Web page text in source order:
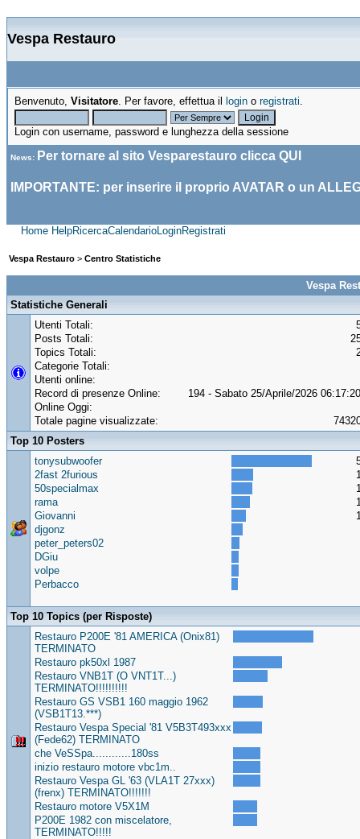
Vespa Restauro
Benvenuto, Visitatore. Per favore, effettua il login o registrati.
Login con username, password e lunghezza della sessione
News: Per tornare al sito Vesparestauro clicca QUI
IMPORTANTE: per inserire il proprio AVATAR o un
Home HelpRicercaCalendarioLoginRegistrati
Vespa Restauro > Centro Statistiche
Vespa
Statistiche Generali
Utenti Totali:
Posts Totali:
Topics Totali:
Categorie Totali:
Utenti online:
Record di presenze Online:
194 - Sabato 25/Aprile/2026
Online Oggi:
Totale pagine visualizzate:
Top 10 Posters
tonysubwoofer
2fast 2furious
50specialmax
rama
Giovanni
djgonz
peter_peters02
DGiu
volpe
Perbacco
Top 10 Topics (per Risposte)
Restauro P200E '81 AMERICA (Onix81)
TERMINATO
Restauro pk50xl 1987
Restauro VNB1T (O VNT1T...)
TERMINATO!!!!!!!!!!
Restauro GS VSB1 160 maggio 1962
(VSB1T13.***)
Restauro Vespa Special '81 V5B3T493xxx
(Fede62) TERMINATO
che VeSSpa............180ss
inizio restauro motore vbc1m..
Restauro Vespa GL '63 (VLA1T 27xxx)
(frenx) TERMINATO!!!!!!!
Restauro motore V5X1M
P200E 1982 con miscelatore,
TERMINATO!!!!!